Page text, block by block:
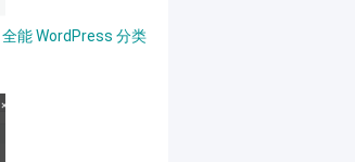
能 WordPress 分类